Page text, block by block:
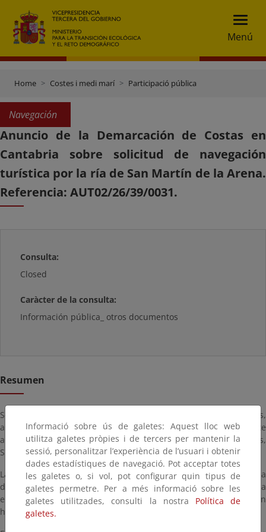
Menú
Home Costes i medi marí Participació pública
Navegación
Anuncio de la Demarcación de Costas en
Cantabria sobre solicitud de navegación
turística por la ría de San Martín de la Arena.
Referencia: AUT02/26/39/0031.
Consulta:
Closed
Caràcter de la consulta:
Información pública_ otros documentos
Resumen
Según el artículo 152.8.b del Reglamento General de Costas,
aprobado por Real Decreto 876/2014, de 10 de octubre, se somete
a información pública la solicitud formulada por Actitur Suances,
S.L., por plazo de cuatro años.
La solicitud estará a disposición de cualquier persona interesada
durante un plazo de veinte (20) días hábiles; podrá ser consultada
en las oficinas de la Demarcación de Costas en Cantabria (en
horario de 9 a 14 horas), y en esta página.
Informació sobre ús de galetes: Aquest lloc web
utilitza galetes pròpies i de tercers per mantenir la
sessió, personalitzar l’experiència de l’usuari i obtenir
dades estadístiques de navegació. Pot acceptar totes
les galetes o, si vol, pot configurar quin tipus de
galetes permetre. Per a més informació sobre les
galetes utilitzades, consulti la nostra Política de
galetes.